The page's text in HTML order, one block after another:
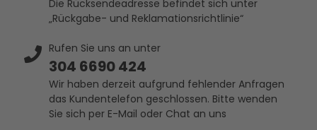
Die Rücksendeadresse befindet sich unter
„Rückgabe- und Reklamationsrichtlinie“
Rufen Sie uns an unter
304 6690 424
Wir haben derzeit aufgrund fehlender Anfragen
das Kundentelefon geschlossen. Bitte wenden
Sie sich per E-Mail oder Chat an uns